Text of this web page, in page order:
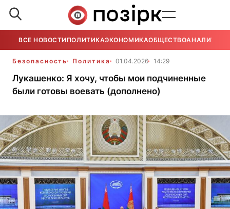
ВСЕ НОВОСТИ ПОЛИТИКАЭКОНОМИКАОБЩЕСТВОАНАЛИТИКА
Безопасность Политика 01.04.2026 14:29
Лукашенко: Я хочу, чтобы мои подчиненные
были готовы воевать (дополнено)